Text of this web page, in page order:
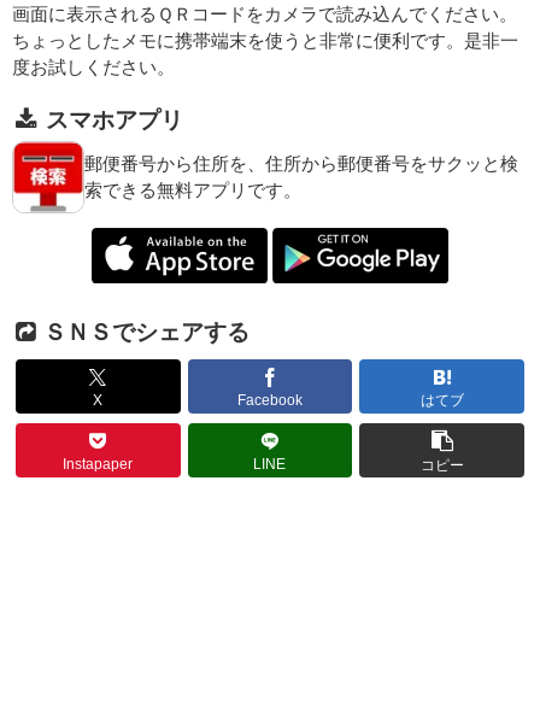
画面に表示されるＱＲコードをカメラで読み込んでください。
ちょっとしたメモに携帯端末を使うと非常に便利です。是非一
度お試しください。
スマホアプリ
郵便番号から住所を、住所から郵便番号をサクッと検
索できる無料アプリです。
ＳＮＳでシェアする
X Facebook はてブ
Instapaper LINE コピー